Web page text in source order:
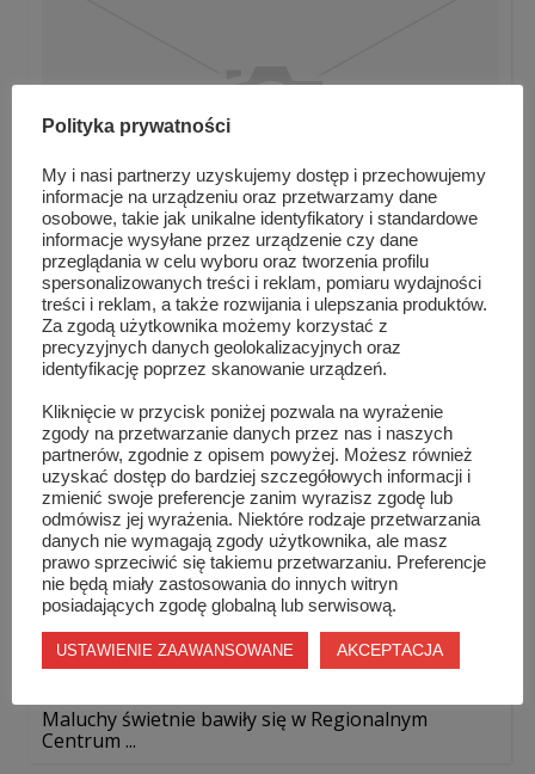
Bal karnawałowy oddziału przedszkolnego
Maluchy świetnie bawiły się w Regionalnym
Centrum ...
Polityka prywatności
My i nasi partnerzy uzyskujemy dostęp i przechowujemy
informacje na urządzeniu oraz przetwarzamy dane
osobowe, takie jak unikalne identyfikatory i standardowe
informacje wysyłane przez urządzenie czy dane
przeglądania w celu wyboru oraz tworzenia profilu
spersonalizowanych treści i reklam, pomiaru wydajności
treści i reklam, a także rozwijania i ulepszania produktów.
Za zgodą użytkownika możemy korzystać z
precyzyjnych danych geolokalizacyjnych oraz
identyfikację poprzez skanowanie urządzeń.
Kliknięcie w przycisk poniżej pozwala na wyrażenie
zgody na przetwarzanie danych przez nas i naszych
partnerów, zgodnie z opisem powyżej. Możesz również
uzyskać dostęp do bardziej szczegółowych informacji i
zmienić swoje preferencje zanim wyrazisz zgodę lub
odmówisz jej wyrażenia. Niektóre rodzaje przetwarzania
danych nie wymagają zgody użytkownika, ale masz
prawo sprzeciwić się takiemu przetwarzaniu. Preferencje
nie będą miały zastosowania do innych witryn
posiadających zgodę globalną lub serwisową.
USTAWIENIE ZAAWANSOWANE AKCEPTACJA